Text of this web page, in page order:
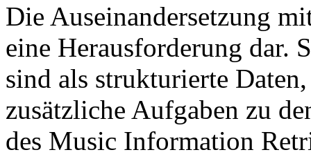
Die Auseinandersetzung
eine Herausforderung dar.
sind als strukturierte
zusätzliche Aufgaben zu
des Music Information